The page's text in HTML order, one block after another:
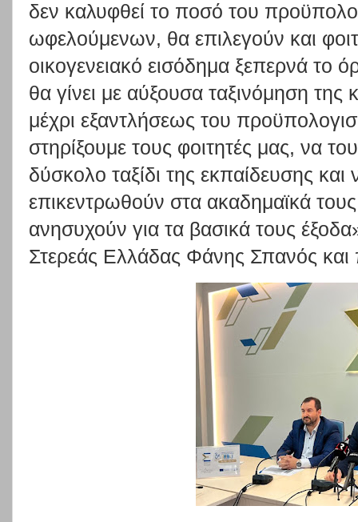
δεν καλυφθεί το ποσό του
ωφελούμενων, θα επιλεγούν και
οικογενειακό εισόδημα ξεπερνά το
θα γίνει με αύξουσα ταξινόμηση της
μέχρι εξαντλήσεως του
στηρίξουμε τους φοιτητές μας, να
δύσκολο ταξίδι της εκπαίδευσης
επικεντρωθούν στα ακαδημαϊκά
ανησυχούν για τα βασικά τους
Στερεάς Ελλάδας Φάνης Σπανός